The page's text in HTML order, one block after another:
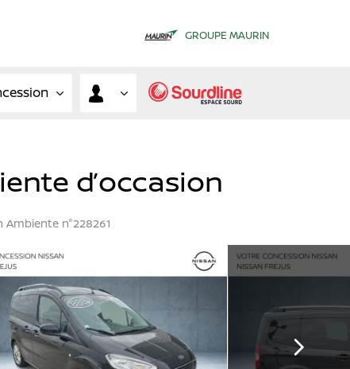
GROUPE MAURIN
d’occasion
Ambiente n°228261